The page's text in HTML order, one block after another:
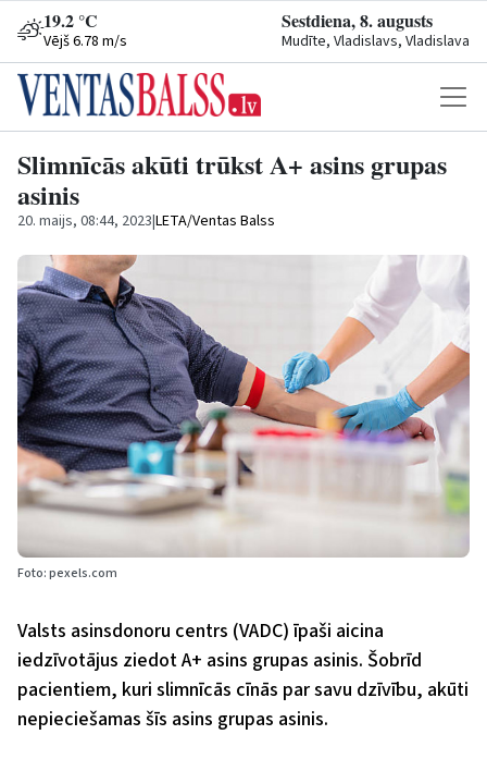
19.2 °C
Vējš 6.78 m/s
Sestdiena, 8. augusts
Mudīte, Vladislavs, Vladislava
Slimnīcās akūti trūkst A+ asins grupas
asinis
20. maijs, 08:44, 2023|LETA/Ventas Balss
Foto: pexels.com
Valsts asinsdonoru centrs (VADC) īpaši aicina
iedzīvotājus ziedot A+ asins grupas asinis. Šobrīd
pacientiem, kuri slimnīcās cīnās par savu dzīvību, akūti
nepieciešamas šīs asins grupas asinis.